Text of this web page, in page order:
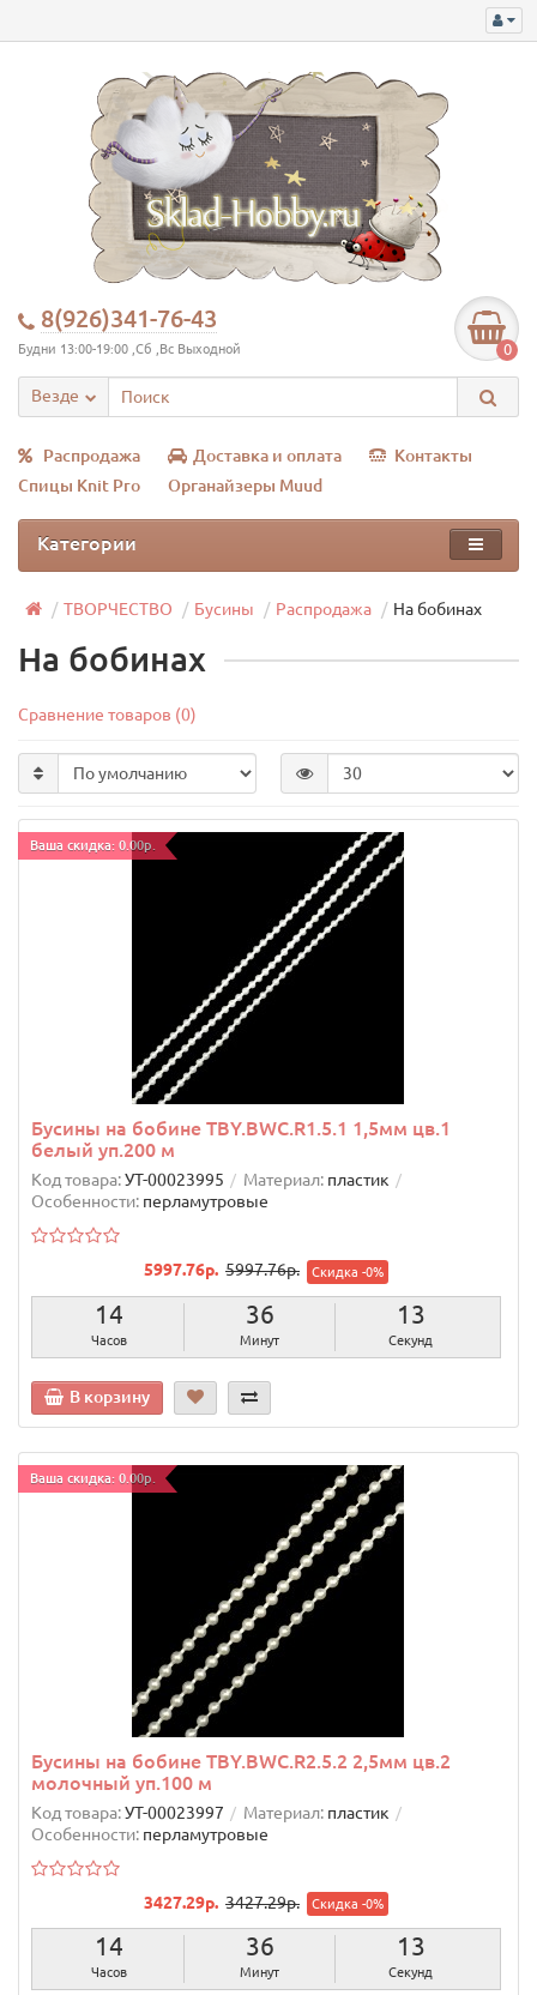
8(926)341-76-43
Будни 13:00-19:00 ,Сб ,Вс Выходной 0
Везде
Распродажа Доставка и оплата
Контакты
Спицы Knit Pro
Органайзеры Muud
Категории
ТВОРЧЕСТВО Бусины Распродажа На бобинах
На бобинах
Сравнение товаров (0)
Ваша скидка: 0.00р.
Бусины на бобине TBY.BWC.R1.5.1 1,5мм цв.1
белый уп.200 м
Код товара:УТ-00023995 Материал: пластик
Особенности: перламутровые
5997.76р. 5997.76р. Скидка -0%
14
Часов
36
Минут
12
Секунд
В корзину
Ваша скидка: 0.00р.
Бусины на бобине TBY.BWC.R2.5.2 2,5мм цв.2
молочный уп.100 м
Код товара:УТ-00023997 Материал: пластик
Особенности: перламутровые
3427.29р. 3427.29р. Скидка -0%
14
Часов
36
Минут
12
Секунд